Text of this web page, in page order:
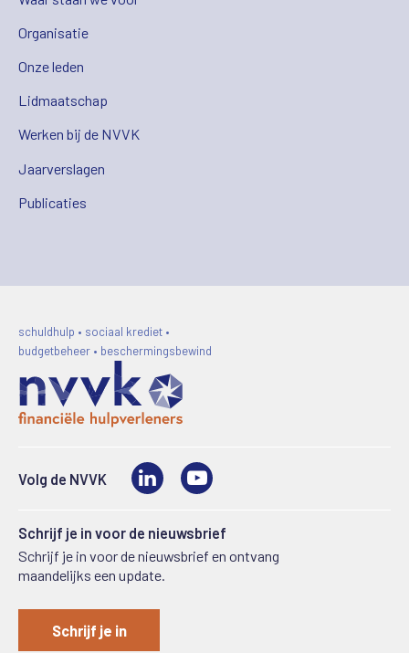
Organisatie
Onze leden
Lidmaatschap
Werken bij de NVVK
Jaarverslagen
Publicaties
schuldhulp • sociaal krediet •
budgetbeheer • beschermingsbewind
Volg de NVVK LinkedIn
Schrijf je in voor de nieuwsbrief
Schrijf je in voor de nieuwsbrief en ontvang
maandelijks een update.
Schrijf je in